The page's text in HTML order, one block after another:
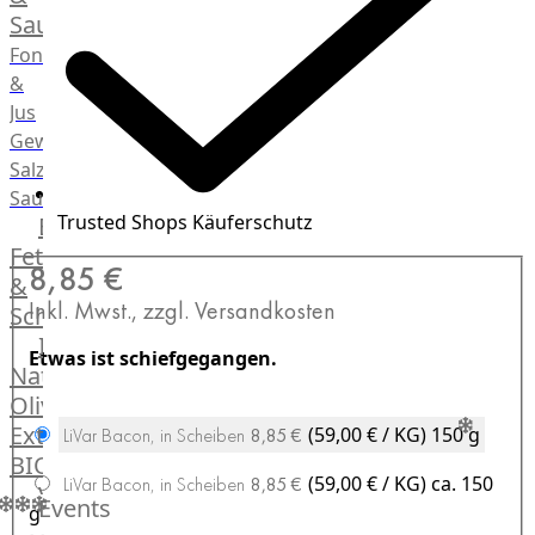
Saucen
Fonds
&
Jus
Gewürze
Salz
Saucen
Butter,
Fett
&
Schmalz
ItalianBar
Natives
Olivenöl
Extra
BIO
Veggie
Hardware
Events
Trusted Shops Käuferschutz
8,85 €
Inkl. Mwst., zzgl. Versandkosten
Etwas ist schiefgegangen.
LiVar Bacon, in Scheiben 8,85 € (59,00 € / KG) 150 g
LiVar Bacon, in Scheiben 8,85 € (59,00 € / KG)ca. 150
g